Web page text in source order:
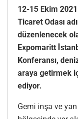
12-15 Ekim
Ticaret Odası
düzenlenecek
Expomaritt
Konferansı,
araya getirmek
ediyor.
Gemi inşa ve